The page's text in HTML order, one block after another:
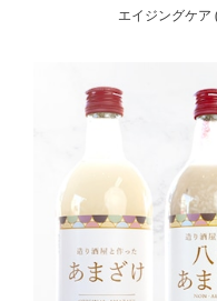
エイジングケア